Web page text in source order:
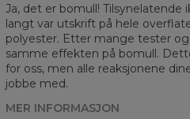
Ja, det er bomull! Tilsynelatende
langt var utskrift på hele
polyester. Etter mange tester
samme effekten på bomull.
for oss, men alle reaksjonene
jobbe med.
MER INFORMASJON